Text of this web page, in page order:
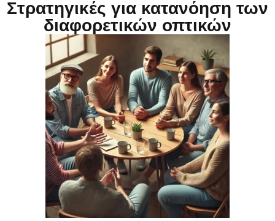
Στρατηγικές για κατανόηση των
διαφορετικών οπτικών